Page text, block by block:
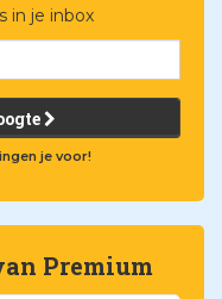
in je inbox
je voor!
Premium